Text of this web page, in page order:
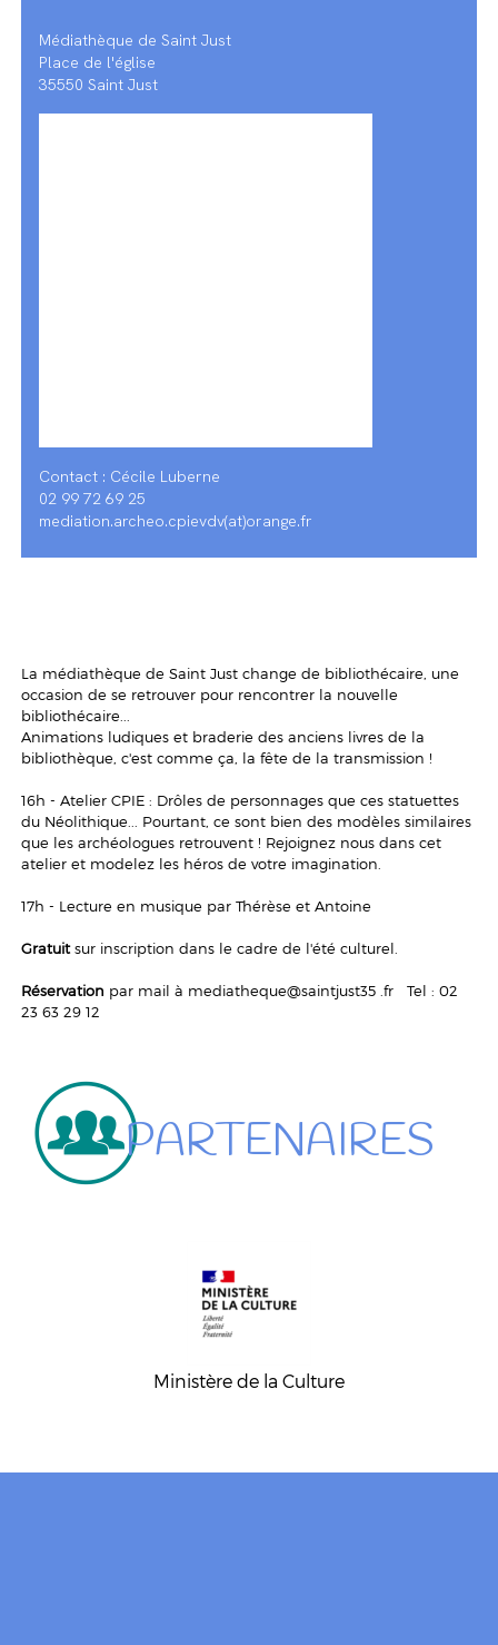
Médiathèque de Saint Just
Place de l'église
35550 Saint Just
Contact : Cécile Luberne
02 99 72 69 25
mediation.archeo.cpievdv(at)orange.fr
La médiathèque de Saint Just change de bibliothécaire, une
occasion de se retrouver pour rencontrer la nouvelle
bibliothécaire...
Animations ludiques et braderie des anciens livres de la
bibliothèque, c'est comme ça, la fête de la transmission !
16h - Atelier CPIE : Drôles de personnages que ces statuettes
du Néolithique... Pourtant, ce sont bien des modèles similaires
que les archéologues retrouvent ! Rejoignez nous dans cet
atelier et modelez les héros de votre imagination.
17h - Lecture en musique par Thérèse et Antoine
Gratuitsur inscription dans le cadre de l'été culturel.
Réservation par mail à mediatheque@saintjust35 .fr Tel : 02
23 63 29 12
PARTENAIRES
Ministère de la Culture